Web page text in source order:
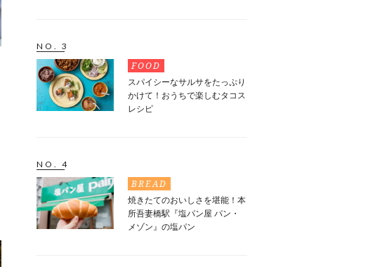
NO. 3
FOOD
スパイシーなサルサをたっぷり
かけて！おうちで楽しむタコス
レシピ
NO. 4
BREAD
焼きたてのおいしさを堪能！本
所吾妻橋駅『塩パン屋 パン・
メゾン』の塩パン